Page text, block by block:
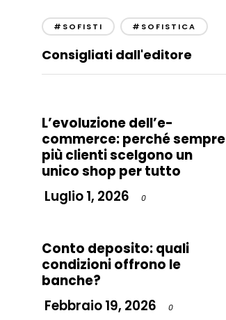
#SOFISTI #SOFISTICA
Consigliati dall'editore
L’evoluzione dell’e-
commerce: perché sempre
più clienti scelgono un
unico shop per tutto
Luglio 1, 2026
0
Conto deposito: quali
condizioni offrono le
banche?
Febbraio 19, 2026
0